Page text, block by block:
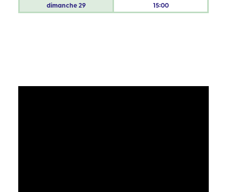
dimanche29 15:00